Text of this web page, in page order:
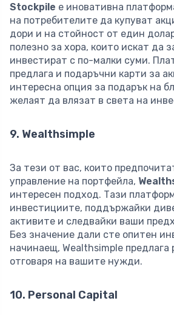
Stockpile е иновативна
на потребителите да купуват
дори и на стойност от един
полезно за хора, които искат да
инвестират с по-малки суми.
предлага и подаръчни карти за
интересна опция за подарък на
желаят да влязат в света на
9. Wealthsimple
За тези от вас, които
управление на портфейла,
интересен подход. Тази
инвестициите, поддържайки
активите и следвайки ваши
Без значение дали сте опитен
начинаещ, Wealthsimple предлага
отговаря на вашите нужди.
10. Personal Capital